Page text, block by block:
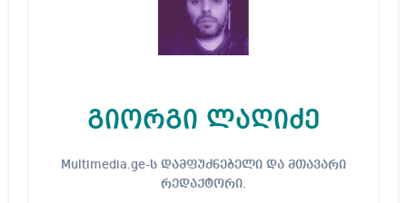
გიორგი ლაღიძე
Multimedia.ge-ს დამფუძნებელი და მთავარი
რედაქტორი.